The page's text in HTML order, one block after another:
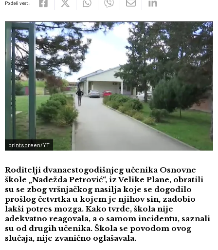
Podeli vest:
printscreen/YT
Roditelji dvanaestogodišnjeg učenika Osnovne
škole „Nadežda Petrović“, iz Velike Plane, obratili
su se zbog vršnjačkog nasilja koje se dogodilo
prošlog četvrtka u kojem je njihov sin, zadobio
lakši potres mozga. Kako tvrde, škola nije
adekvatno reagovala, a o samom incidentu, saznali
su od drugih učenika. Škola se povodom ovog
slučaja, nije zvanično oglašavala.